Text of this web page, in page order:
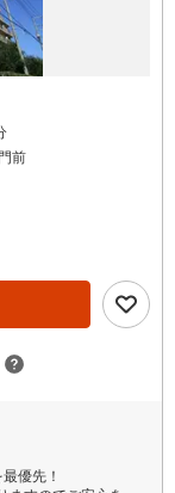
前
優先！